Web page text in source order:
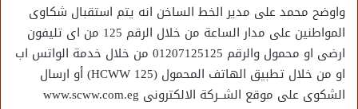
واوضح محمد على مدير الخط الساخن انه يتم استقبال شكاوى
المواطنين على مدار الساعة من خلال الرقم 125 من اى تليفون
ارضى او محمول والرقم 01207125125 من خلال خدمة الواتس اب
او من خلال تطبيق الهاتف المحمول (HCWW 125) أو ارسال
الشكوى على موقع الشــركة الالكترونى www.scww.com.eg